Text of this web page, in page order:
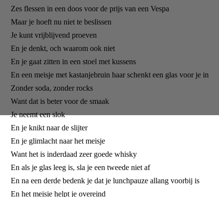
Zes flessen in een doos voor de prijs van een Vespa
Maar je hoeft nu niet te beslissen
Je kunt vrijblijvend proeven
En je denkt, och waarom ook niet
En je gaat zitten in een stoel met kussens
En een meisje met kastanjebruin haar schenkt een glas voor je in
Zonder soda, zonder rocks
Want dat is beter voor de smaak
Je neemt een slok
En je knikt naar de slijter
En je glimlacht naar het meisje
Want het is inderdaad zeer goede whisky
En als je glas leeg is, sla je een tweede niet af
En na een derde bedenk je dat je lunchpauze allang voorbij is
En het meisje helpt je overeind